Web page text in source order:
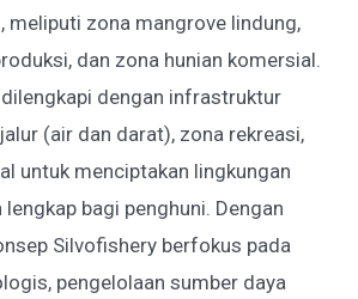
meliputi zona mangrove lindung,
dan zona hunian komersial.
dengan infrastruktur
(air dan darat), zona rekreasi,
untuk menciptakan lingkungan
bagi penghuni. Dengan
Silvofishery berfokus pada
pengelolaan sumber daya